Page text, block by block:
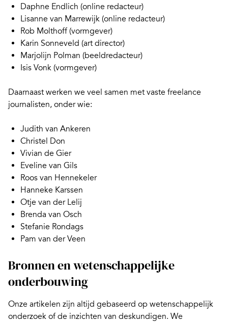
Daphne Endlich (online redacteur)
Lisanne van Marrewijk (online redacteur)
Rob Molthoff(vormgever)
Karin Sonneveld (art director)
Marjolijn Polman (beeldredacteur)
Isis Vonk (vormgever)
Daarnaast werken we veel samen met vaste freelance
journalisten, onder wie:
Judith van Ankeren
Christel Don
Vivian de Gier
Eveline van Gils
Roos van Hennekeler
Hanneke Karssen
Otje van der Lelij
Brenda van Osch
Stefanie Rondags
Pam van der Veen
Bronnen en wetenschappelijke
onderbouwing
Onze artikelen zijn altijd gebaseerd op wetenschappelijk
onderzoek of de inzichten van deskundigen. We